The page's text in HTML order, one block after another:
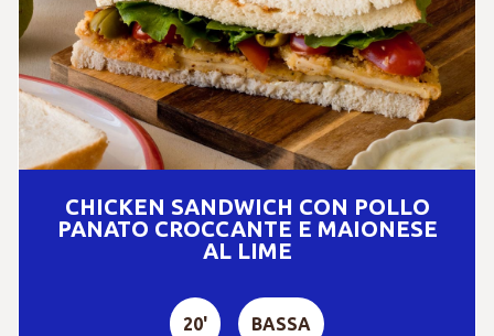
CHICKEN SANDWICH CON POLLO
PANATO CROCCANTE E MAIONESE
AL LIME
20' BASSA